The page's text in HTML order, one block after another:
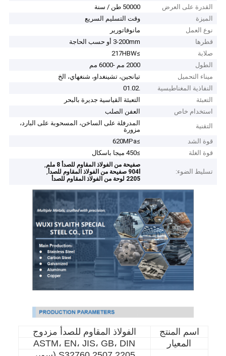
القدرة على العرض
50000 طن / سنة
الميزة
وقت التسليم السريع
نوع العمل
مانوفاتورير
قطرها
3-200mm أو حسب الحاجة
صلابة
≥217HBW
الطول
2000 مم -6000 مم
ميناء التحميل
تيانجين، تشينغداو، شنغهاي، الخ
النفاذية المغناطيسية
.01.02
التعبئة
التعبئة القياسية جديرة بالبحر
استخدام خاص
العفن الصلب
التقنية
المدرفلة على الساخن، المسحوبة على البارد،
مزورة
قوة الشد
≥620MPa
قوة الغلة
≥450 ميجا باسكال
تسليط الضوء:
صفيحة من الفولاذ المقاوم للصدأ 8 ملم ,
904l صفيحة من الفولاذ المقاوم للصدأ ,
2205 لوحة من الفولاذ المقاوم للصدأ
اسم المنتج
الفولاذ المقاوم للصدأ مزدوج
المعيار
ASTM، EN، JIS، GB، DIN